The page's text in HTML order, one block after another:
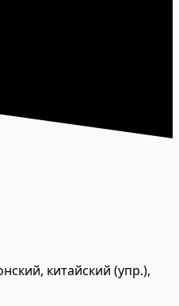
китайский (упр.),